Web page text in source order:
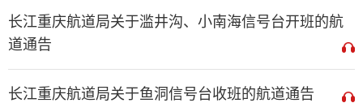
长江重庆航道局关于滥井沟、小南海信号台开班的航
道通告
长江重庆航道局关于鱼洞信号台收班的航道通告